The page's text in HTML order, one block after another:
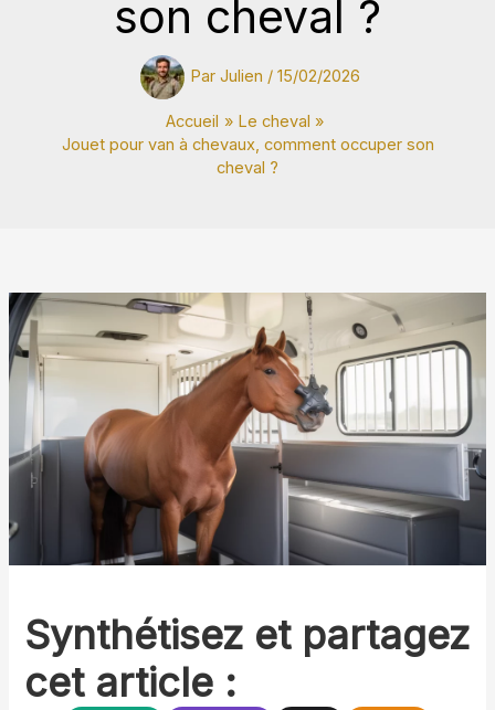
son cheval ?
Par Julien / 15/02/2026
Accueil
Le cheval
Jouet pour van à chevaux, comment occuper son
cheval ?
Synthétisez et partagez
cet article :